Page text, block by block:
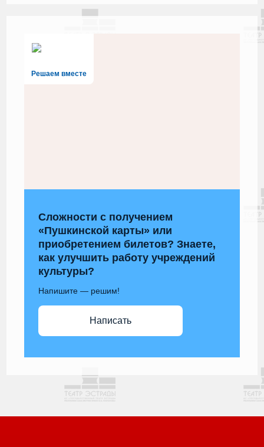
Решаем вместе
Сложности с получением
«Пушкинской карты» или
приобретением билетов? Знаете,
как улучшить работу учреждений
культуры?
Напишите — решим!
Написать